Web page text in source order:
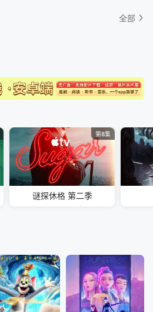
全部
第8集
谜探休格 第二季